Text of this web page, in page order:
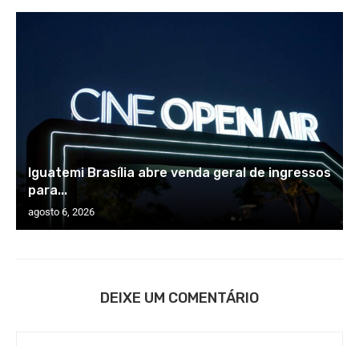
Iguatemi Brasília abre venda geral de ingressos
para...
agosto 6, 2026
DEIXE UM COMENTÁRIO